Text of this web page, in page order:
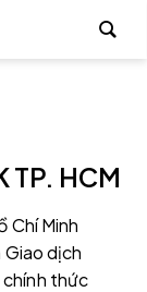
TP. HCM
Chí Minh
Giao dịch
chính thức